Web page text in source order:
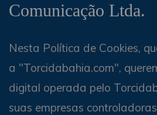
Comunicação Ltda.
Nesta Política de Cookies,
a "Torcidabahia.com",
digital operada pelo
suas empresas